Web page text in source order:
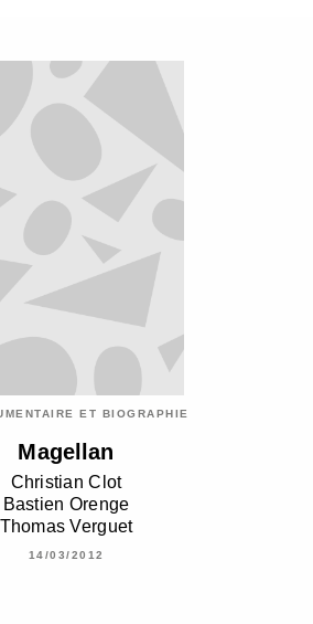
ET BIOGRAPHIE
Magellan
Christian Clot
Bastien Orenge
Thomas Verguet
14/03/2012